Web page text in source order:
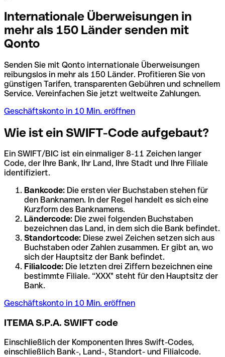
Internationale Überweisungen in
mehr als 150 Länder senden mit
Qonto
Senden Sie mit Qonto internationale Überweisungen
reibungslos in mehr als 150 Länder. Profitieren Sie von
günstigen Tarifen, transparenten Gebühren und schnellem
Service. Vereinfachen Sie jetzt weltweite Zahlungen.
Geschäftskonto in 10 Min. eröffnen
Wie ist ein SWIFT-Code aufgebaut?
Ein SWIFT/BIC ist ein einmaliger 8-11 Zeichen langer
Code, der Ihre Bank, Ihr Land, Ihre Stadt und Ihre Filiale
identifiziert.
Bankcode: Die ersten vier Buchstaben stehen für
den Banknamen. In der Regel handelt es sich eine
Kurzform des Banknamens.
Ländercode: Die zwei folgenden Buchstaben
bezeichnen das Land, in dem sich die Bank befindet.
Standortcode: Diese zwei Zeichen setzen sich aus
Buchstaben oder Zahlen zusammen. Er gibt an, wo
sich der Hauptsitz der Bank befindet.
Filialcode: Die letzten drei Ziffern bezeichnen eine
bestimmte Filiale. “XXX" steht für den Hauptsitz der
Bank.
Geschäftskonto in 10 Min. eröffnen
ITEMA S.P.A. SWIFT code
Einschließlich der Komponenten Ihres Swift-Codes,
einschließlich Bank-, Land-, Standort- und Filialcode.